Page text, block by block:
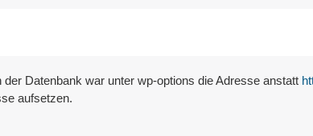
Datenbank war unter wp-options die Adresse anstatt
aufsetzen.